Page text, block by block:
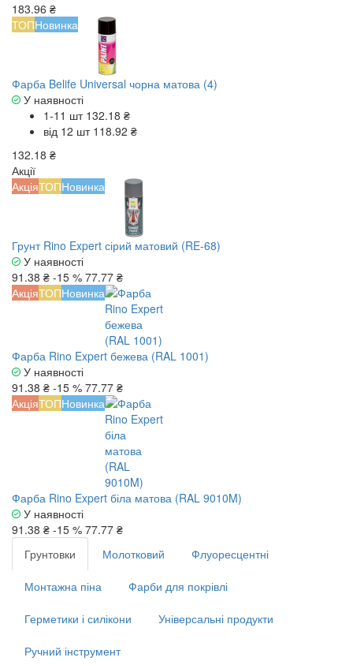
183.96 ₴
ТОПНовинка
Фарба Belife Universal чорна матова (4)
У наявності
1-11 шт 132.18 ₴
від 12 шт 118.92 ₴
132.18 ₴
Акції
АкціяТОПНовинка
Грунт Rino Expert сірий матовий (RE-68)
У наявності
91.38 ₴ -15 % 77.77 ₴
АкціяТОПНовинка
Фарба Rino Expert бежева (RAL 1001)
У наявності
91.38 ₴ -15 % 77.77 ₴
АкціяТОПНовинка
Фарба Rino Expert біла матова (RAL 9010M)
У наявності
91.38 ₴ -15 % 77.77 ₴
Грунтовки
Молотковий Флуоресцентні
Монтажна піна Фарби для покрівлі
Герметики і силікони Універсальні продукти
Ручний інструмент